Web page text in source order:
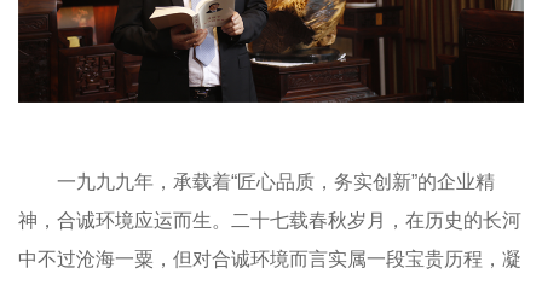
一九九九年，承载着“匠心品质，务实创新”的企业精
神，合诚环境应运而生。二十七载春秋岁月，在历史的长河
中不过沧海一粟，但对合诚环境而言实属一段宝贵历程，凝